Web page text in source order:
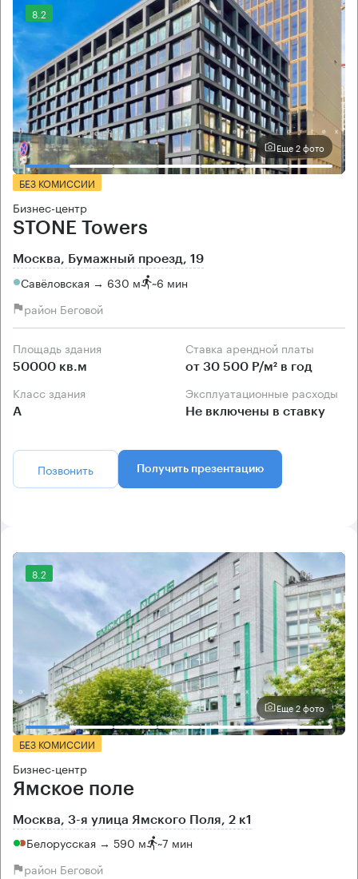
8.2
Еще 2 фото
БЕЗ КОМИССИИ
Бизнес-центр
STONE Towers
Москва, Бумажный проезд, 19
Савёловская → 630 м ~6 мин
район Беговой
Площадь здания
50000 кв.м
Ставка арендной платы
от 30 500 Р/м² в год
Класс здания
А
Эксплуатационные расходы
Не включены в ставку
Позвонить Получить презентацию
8.2
Еще 2 фото
БЕЗ КОМИССИИ
Бизнес-центр
Ямское поле
Москва, 3-я улица Ямского Поля, 2 к1
Белорусская → 590 м ~7 мин
район Беговой